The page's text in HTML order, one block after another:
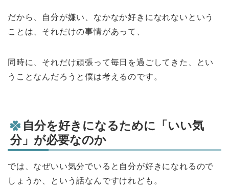
だから、自分が嫌い、なかなか好きになれないという
ことは、それだけの事情があって、
同時に、それだけ頑張って毎日を過ごしてきた、とい
うことなんだろうと僕は考えるのです。
自分を好きになるために「いい気
分」が必要なのか
では、なぜいい気分でいると自分が好きになれるので
しょうか、という話なんですけれども。